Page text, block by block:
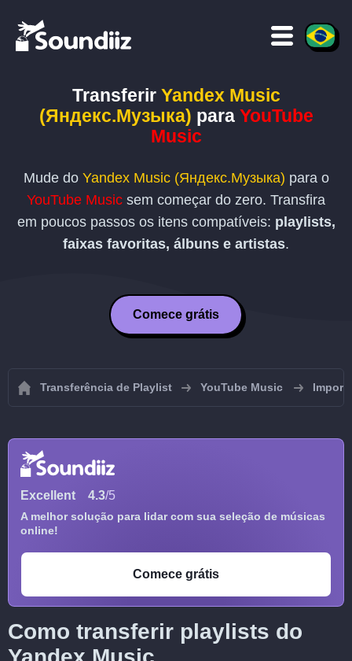
Transferir Yandex Music
(Яндекс.Музыка) para YouTube
Music
Mude do Yandex Music (Яндекс.Музыка) para o
YouTube Music sem começar do zero. Transfira
em poucos passos os itens compatíveis: playlists,
faixas favoritas, álbuns e artistas.
Comece grátis
Transferência de Playlist YouTube Music
Excellent 4.3/5
A melhor solução para lidar com sua seleção de músicas
online!
Comece grátis
Como transferir playlists do